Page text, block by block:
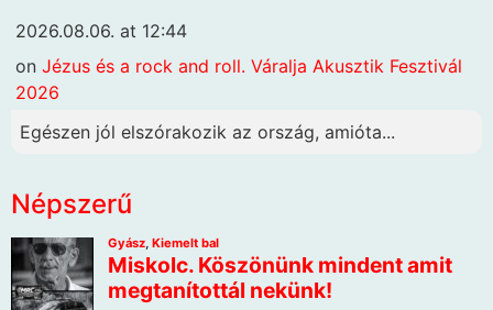
2026.08.06. at 12:44
on Jézus és a rock and roll. Váralja Akusztik Fesztivál
2026
Egészen jól elszórakozik az ország, amióta...
Népszerű